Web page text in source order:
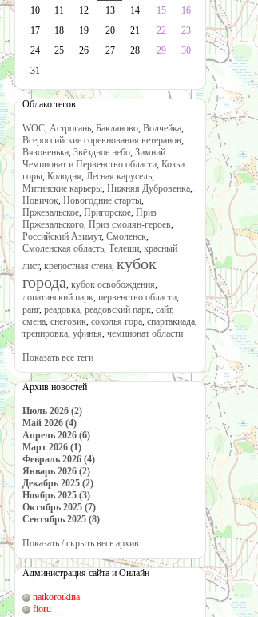
10
11 12 13 14 15
16
17
18 19 20 21 22
23
24
25 26 27 28 29
30
31
Облако тегов
WOC, Астрогань, Бакланово, Волчейка,
Всероссийские соревнования ветеранов,
Вязовенька, Звёздное небо, Зимний
Чемпионат и Первенство области, Козьи
горы, Колодня, Лесная карусель,
Митинские карьеры, Нижняя Дубровенка,
Новичок, Новогодние старты,
Пржевальское, Пригорское, Приз
Пржевальского, Приз смолян-героев,
Российский Азимут, Смоленск,
Смоленская область, Телеши, красный
лист, крепостная стена, кубок
города, кубок освобождения,
лопатинский парк, первенство области,
ранг, реадовка, реадовский парк, сайт,
смена, снеговик, соколья гора, спартакиада,
тренировка, уфинья, чемпионат области
Показать все теги
Архив новостей
Июль 2026 (2)
Май 2026 (4)
Апрель 2026 (6)
Март 2026 (1)
Февраль 2026 (4)
Январь 2026 (2)
Декабрь 2025 (2)
Ноябрь 2025 (3)
Октябрь 2025 (7)
Сентябрь 2025 (8)
Показать / скрыть весь архив
Администрация сайта и Онлайн
natkorotkina
fioru